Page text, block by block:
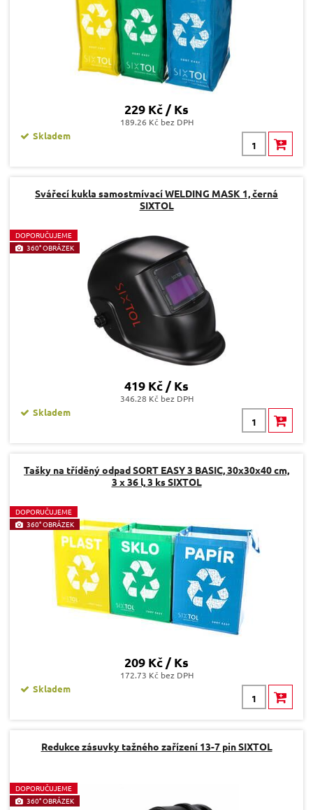
229 Kč / Ks
189.26 Kč bez DPH
Skladem
Svářecí kukla samostmívací WELDING MASK 1, černá
SIXTOL
DOPORUČUJEME
360° OBRÁZEK
419 Kč / Ks
346.28 Kč bez DPH
Skladem
Tašky na tříděný odpad SORT EASY 3 BASIC, 30x30x40 cm,
3 x 36 l, 3 ks SIXTOL
DOPORUČUJEME
360° OBRÁZEK
209 Kč / Ks
172.73 Kč bez DPH
Skladem
Redukce zásuvky tažného zařízení 13-7 pin SIXTOL
DOPORUČUJEME
360° OBRÁZEK